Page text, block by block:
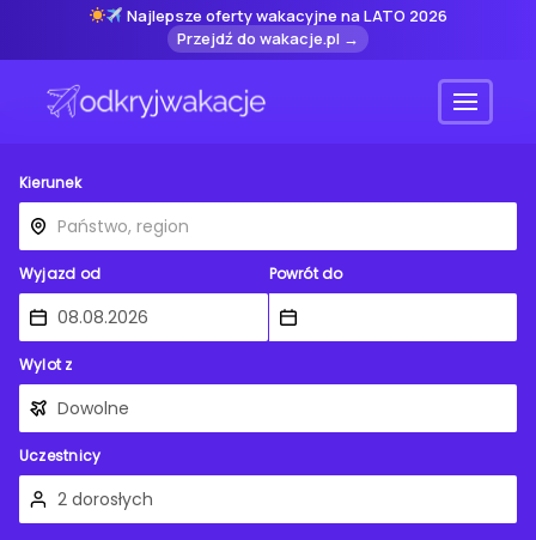
Najlepsze oferty wakacyjne na LATO 2026
Przejdź do wakacje.pl →
Menu
Kierunek
Wyjazd od Powrót do
Wylot z
Uczestnicy